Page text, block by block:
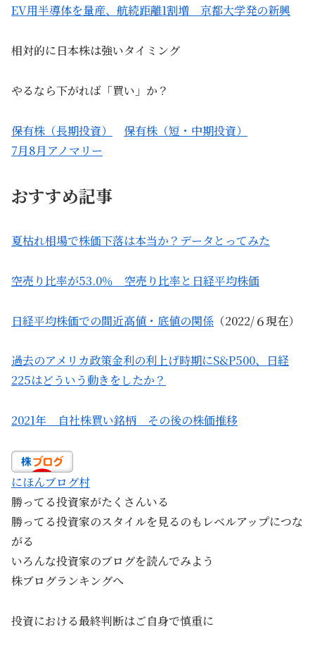
EV用半導体を量産、航続距離1割増 京都大学発の新興
相対的に日本株は強いタイミング
やるなら下がれば「買い」か？
保有株（長期投資）
保有株（短・中期投資）
7月8月アノマリー
おすすめ記事
夏枯れ相場で株価下落は本当か？データとってみた
空売り比率が53.0％ 空売り比率と日経平均株価
日経平均株価での間近高値・底値の関係 （2022/６現在）
過去のアメリカ政策金利の利上げ時期にS&P500、日経
225はどういう動きをしたか？
2021年 自社株買い銘柄 その後の株価推移
にほんブログ村
勝ってる投資家がたくさんいる
勝ってる投資家のスタイルを見るのもレベルアップにつな
がる
いろんな投資家のブログを読んでみよう
株ブログランキングへ
投資における最終判断はご自身で慎重に